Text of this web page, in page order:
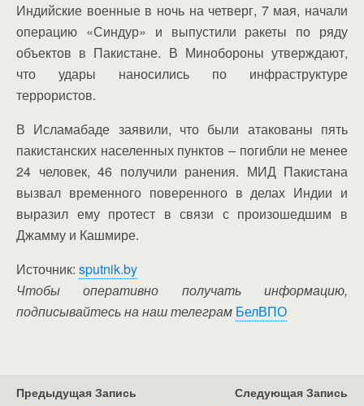
Индийские военные в ночь на четверг, 7 мая, начали
операцию «Синдур» и выпустили ракеты по ряду
объектов в Пакистане. В Минобороны утверждают,
что удары наносились по инфраструктуре
террористов.
В Исламабаде заявили, что были атакованы пять
пакистанских населенных пунктов – погибли не менее
24 человек, 46 получили ранения. МИД Пакистана
вызвал временного поверенного в делах Индии и
выразил ему протест в связи с произошедшим в
Джамму и Кашмире.
Источник: sputnik.by
Чтобы оперативно получать информацию,
подписывайтесь на наш телеграм БелВПО
Предыдущая Запись Следующая Запись